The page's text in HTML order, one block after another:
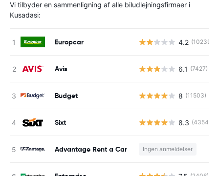
Vi tilbyder en sammenligning af alle biludlejningsfirmaer i
Kusadasi:
Europcar 4.2 (10239)
Avis 6.1 (7427)
Budget 8 (11503)
Sixt 8.3 (4354)
Advantage Rent a Car Ingen anmeldelser